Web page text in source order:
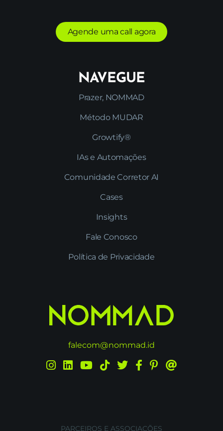
Agende uma call agora
NAVEGUE
Prazer, NOMMAD
Método MUDAR
Growtify®
IAs e Automações
Comunidade Corretor AI
Cases
Insights
Fale Conosco
Política de Privacidade
falecom@nommad.id
PARCEIROS E ASSOCIAÇÕES